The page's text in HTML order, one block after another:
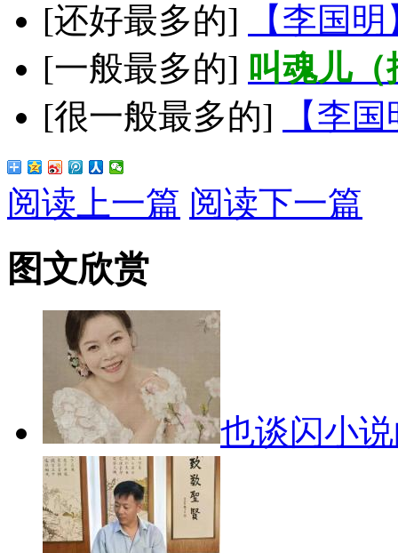
[还好最多的]
【李国
[一般最多的] 叫魂儿
[很一般最多的]
【李
阅读上一篇 阅读下一篇
图文欣赏
也谈闪小